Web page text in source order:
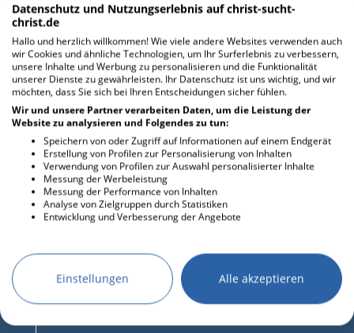
DESKTOPMODUS AKTIVIEREN
KONTAKT
IMPRESSUM
Datenschutz und Nutzungserlebnis auf christ-sucht-
christ.de
Hallo und herzlich willkommen! Wie viele andere Websites verwenden auch
wir Cookies und ähnliche Technologien, um Ihr Surferlebnis zu verbessern,
unsere Inhalte und Werbung zu personalisieren und die Funktionalität
unserer Dienste zu gewährleisten. Ihr Datenschutz ist uns wichtig, und wir
möchten, dass Sie sich bei Ihren Entscheidungen sicher fühlen.
Wir und unsere Partner verarbeiten Daten, um die Leistung der
Website zu analysieren und Folgendes zu tun:
Speichern von oder Zugriff auf Informationen auf einem Endgerät
Erstellung von Profilen zur Personalisierung von Inhalten
Verwendung von Profilen zur Auswahl personalisierter Inhalte
Messung der Werbeleistung
Messung der Performance von Inhalten
Analyse von Zielgruppen durch Statistiken
Entwicklung und Verbesserung der Angebote
Einstellungen Alle akzeptieren